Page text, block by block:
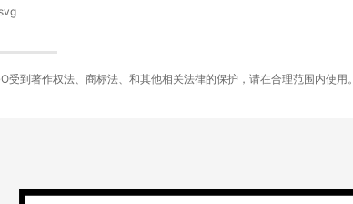
受到著作权法、商标法、和其他相关法律的保护，请在合理范围内使用。